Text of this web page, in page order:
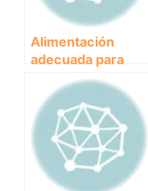
Alimentación
adecuada para
perros con
diarrea: Guía de
los mejores
piensos
disponibles en el
mercado